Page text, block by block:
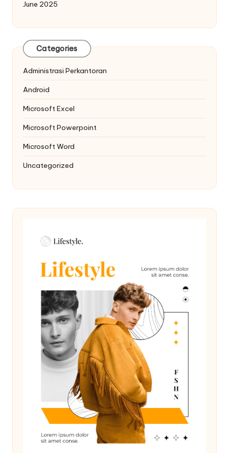
June 2025
Categories
Administrasi Perkantoran
Android
Microsoft Excel
Microsoft Powerpoint
Microsoft Word
Uncategorized